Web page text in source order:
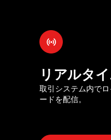
リアルタ
取引システム内で
ードを配信。